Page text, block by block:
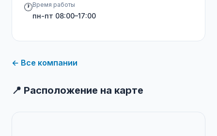
🕐Время работы
пн-пт 08:00–17:00
← Все компании
📍 Расположение на карте